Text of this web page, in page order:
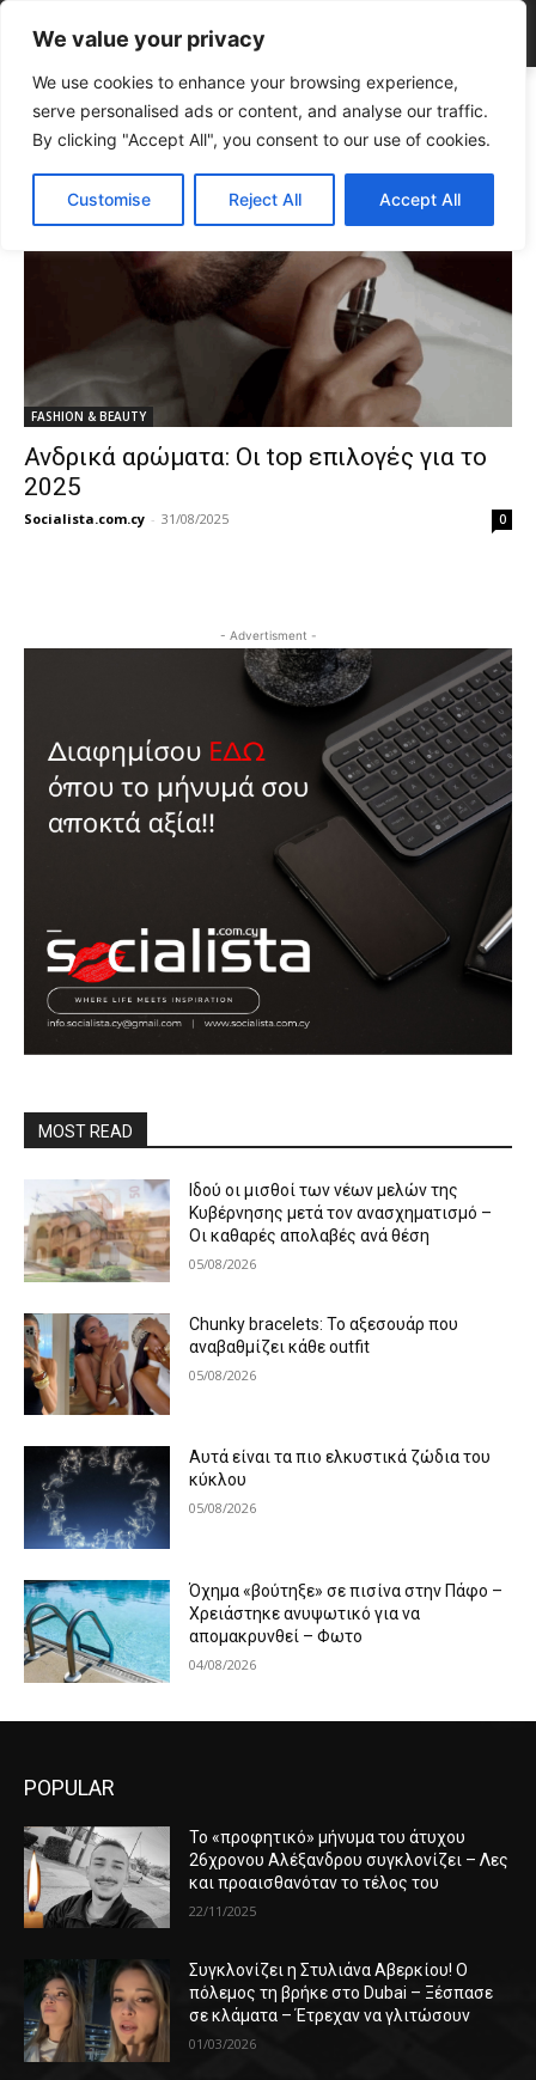
We value your privacy
We use cookies to enhance your browsing experience,
serve personalised ads or content, and analyse our traffic.
By clicking "Accept All", you consent to our use of cookies.
Customise Reject All Accept All
Tags ανδρικά αρώματα
Tag:ανδρικά αρώματα
FASHION & BEAUTY
Ανδρικά αρώματα: Οι top επιλογές για το
2025
Socialista.com.cy - 31/08/2025 0
- Advertisment -
MOST READ
Ιδού οι μισθοί των νέων μελών της
Κυβέρνησης μετά τον ανασχηματισμό –
Οι καθαρές απολαβές ανά θέση
05/08/2026
Chunky bracelets: Το αξεσουάρ που
αναβαθμίζει κάθε outfit
05/08/2026
Αυτά είναι τα πιο ελκυστικά ζώδια του
κύκλου
05/08/2026
Όχημα «βούτηξε» σε πισίνα στην Πάφο –
Χρειάστηκε ανυψωτικό για να
απομακρυνθεί – Φωτο
04/08/2026
POPULAR
Το «προφητικό» μήνυμα του άτυχου
26χρονου Αλέξανδρου συγκλονίζει – Λες
και προαισθανόταν το τέλος του
22/11/2025
Συγκλονίζει η Στυλιάνα Αβερκίου! Ο
πόλεμος τη βρήκε στο Dubai – Ξέσπασε
σε κλάματα – Έτρεχαν να γλιτώσουν
01/03/2026